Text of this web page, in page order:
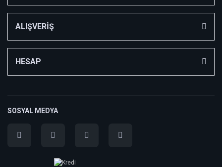
ALIŞVERİŞ
HESAP
SOSYAL MEDYA